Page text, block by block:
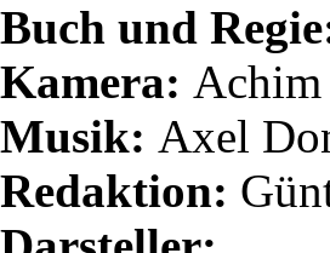
Buch und
Kamera: Achim
Musik: Axel
Redaktion: